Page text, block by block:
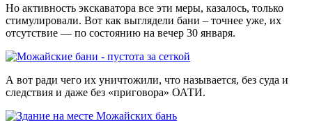
Но активность экскаватора все эти меры, казалось, только
стимулировали. Вот как выглядели бани – точнее уже, их
отсутствие — по состоянию на вечер 30 января.
А вот ради чего их уничтожили, что называется, без суда и
следствия и даже без «приговора» ОАТИ.